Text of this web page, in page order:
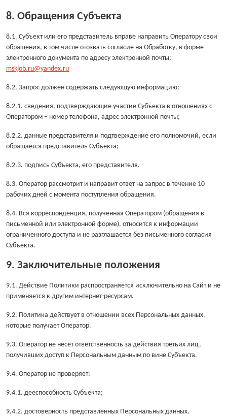
8. Обращения Субъекта
8.1. Субъект или его представитель вправе направить Оператору свои
обращения, в том числе отозвать согласие на Обработку, в форме
электронного документа по адресу электронной почты:
mskjob.ru@yandex.ru
8.2. Запрос должен содержать следующую информацию:
8.2.1. сведения, подтверждающие участие Субъекта в отношениях с
Оператором – номер телефона, адрес электронной почты;
8.2.2. данные представителя и подтверждение его полномочий, если
обращается представитель Субъекта;
8.2.3. подпись Субъекта, его представителя.
8.3. Оператор рассмотрит и направит ответ на запрос в течение 10
рабочих дней с момента поступления обращения.
8.4. Вся корреспонденция, полученная Оператором (обращения в
письменной или электронной форме), относится к информации
ограниченного доступа и не разглашается без письменного согласия
Субъекта.
9. Заключительные положения
9.1. Действие Политики распространяется исключительно на Сайт и не
применяется к другим интернет-ресурсам.
9.2. Политика действует в отношении всех Персональных данных,
которые получает Оператор.
9.3. Оператор не несет ответственность за действия третьих лиц,
получивших доступ к Персональным данным по вине Субъекта.
9.4. Оператор не проверяет:
9.4.1. дееспособность Субъекта;
9.4.2. достоверность представленных Персональных данных.